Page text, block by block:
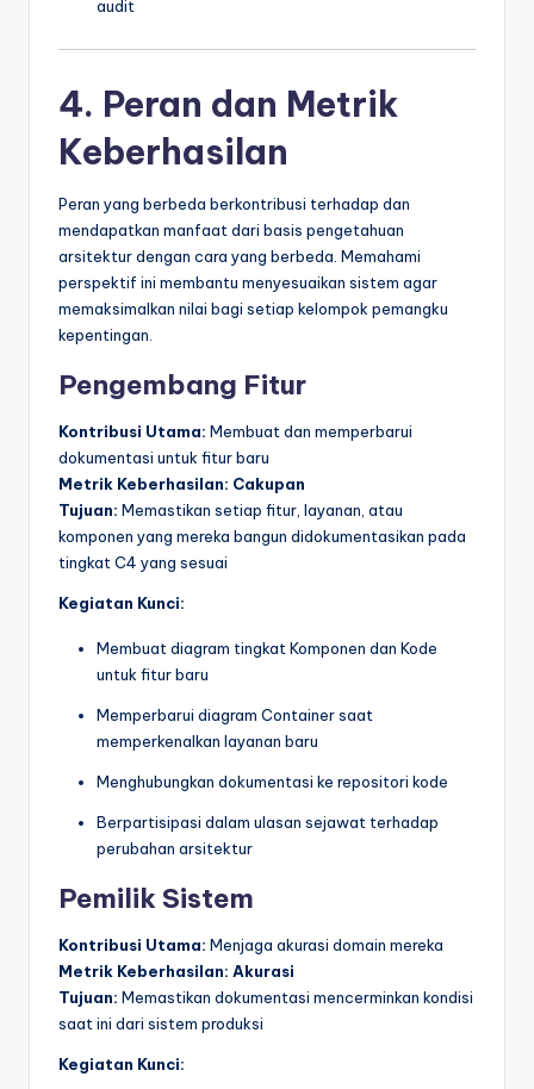
audit
4. Peran dan Metrik
Keberhasilan
Peran yang berbeda berkontribusi terhadap dan
mendapatkan manfaat dari basis pengetahuan
arsitektur dengan cara yang berbeda. Memahami
perspektif ini membantu menyesuaikan sistem agar
memaksimalkan nilai bagi setiap kelompok pemangku
kepentingan.
Pengembang Fitur
Kontribusi Utama: Membuat dan memperbarui
dokumentasi untuk fitur baru
Metrik Keberhasilan: Cakupan
Tujuan: Memastikan setiap fitur, layanan, atau
komponen yang mereka bangun didokumentasikan pada
tingkat C4 yang sesuai
Kegiatan Kunci:
Membuat diagram tingkat Komponen dan Kode
untuk fitur baru
Memperbarui diagram Container saat
memperkenalkan layanan baru
Menghubungkan dokumentasi ke repositori kode
Berpartisipasi dalam ulasan sejawat terhadap
perubahan arsitektur
Pemilik Sistem
Kontribusi Utama: Menjaga akurasi domain mereka
Metrik Keberhasilan: Akurasi
Tujuan: Memastikan dokumentasi mencerminkan kondisi
saat ini dari sistem produksi
Kegiatan Kunci: